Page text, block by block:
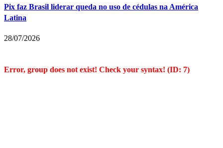
Pix faz Brasil liderar queda no uso de cédulas na América
Latina
28/07/2026
Error, group does not exist! Check your syntax! (ID: 7)